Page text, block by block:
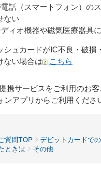
話（スマートフォン）の
ない
ィオ機器や磁気医療器具
シュカードがIC不良・破損
ない場合は
こちら
携サービスをご利用のお
ンアプリからご利用くださ
質問TOP デビットカードでの
ときは
その他